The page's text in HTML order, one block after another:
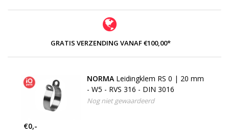
GRATIS VERZENDING VANAF €100,00*
NORMA Leidingklem RS 0 | 20 mm
- W5 - RVS 316 - DIN 3016
Nog niet gewaardeerd
€0,-